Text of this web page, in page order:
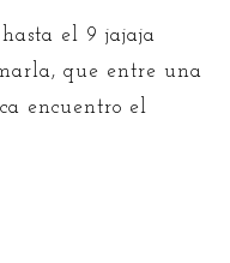
el 9 jajaja
que entre una
encuentro el